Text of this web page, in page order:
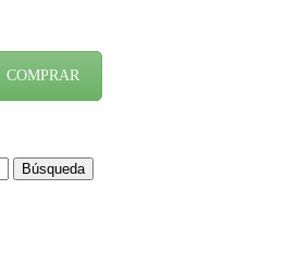
COMPRAR
Búsqueda